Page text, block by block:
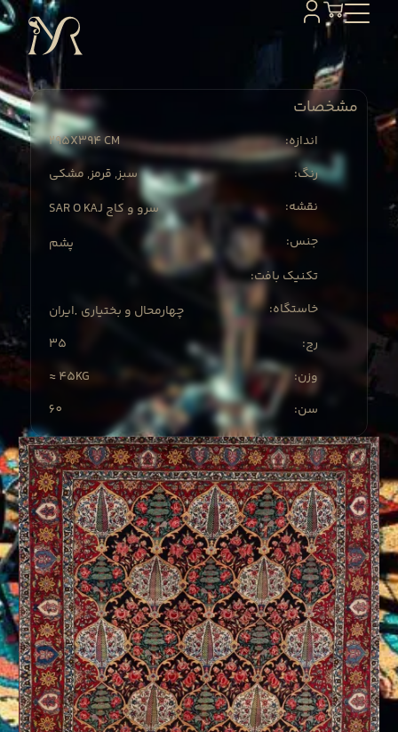
مشخصات
295X394 CM
:اندازه
سبز, قرمز, مشکی
:رنگ
SAR O KAJ سرو و کاج
:نقشه
پشم
:جنس
:تکنیک بافت
ایران چهارمحال و بختیاری
:خاستگاه
35
:رج
≈ 45KG
:وزن
60
:سن